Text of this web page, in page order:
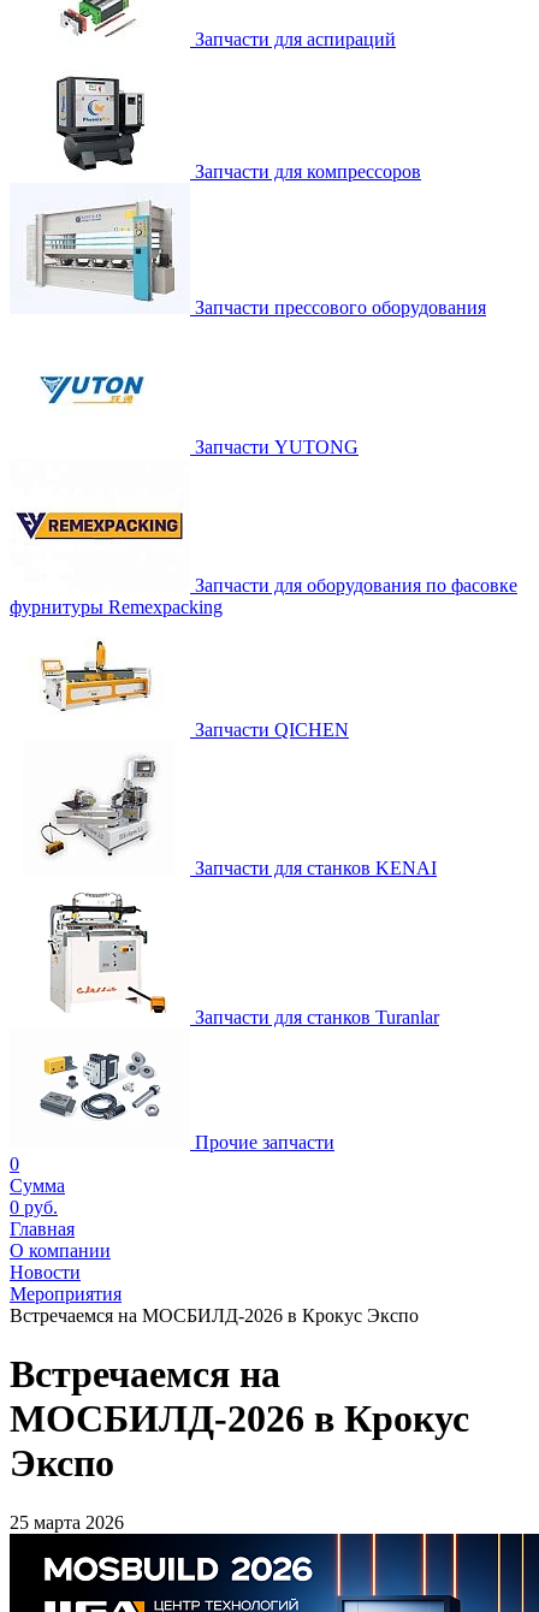
Запчасти для аспираций
Запчасти для компрессоров
Запчасти прессового оборудования
Запчасти YUTONG
Запчасти для оборудования по фасовке
фурнитуры Remexpacking
Запчасти QICHEN
Запчасти для станков KENAI
Запчасти для станков Turanlar
Прочие запчасти
0
Сумма
0 руб.
Главная
О компании
Новости
Мероприятия
Встречаемся на МОСБИЛД-2026 в Крокус Экспо
Встречаемся на
МОСБИЛД-2026 в Крокус
Экспо
25 марта 2026